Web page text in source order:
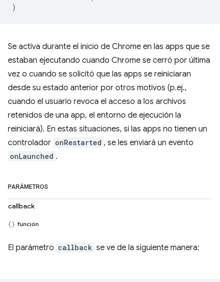
)
Se activa durante el inicio de Chrome en las apps que se
estaban ejecutando cuando Chrome se cerró por última
vez o cuando se solicitó que las apps se reiniciaran
desde su estado anterior por otros motivos (p.ej.,
cuando el usuario revoca el acceso a los archivos
retenidos de una app, el entorno de ejecución la
reiniciará). En estas situaciones, si las apps no tienen un
controlador onRestarted , se les enviará un evento
onLaunched .
PARÁMETROS
callback
función
El parámetro callback se ve de la siguiente manera: